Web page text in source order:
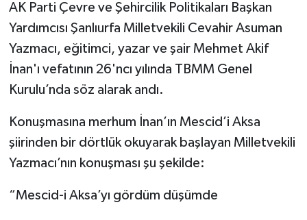
AK Parti Çevre ve Şehircilik Politikaları Başkan
Yardımcısı Şanlıurfa Milletvekili Cevahir Asuman
Yazmacı, eğitimci, yazar ve şair Mehmet Akif
İnan'ı vefatının 26'ncı yılında TBMM Genel
Kurulu’nda söz alarak andı.
Konuşmasına merhum İnan’ın Mescid’i Aksa
şiirinden bir dörtlük okuyarak başlayan Milletvekili
Yazmacı’nın konuşması şu şekilde:
“Mescid-i Aksa’yı gördüm düşümde